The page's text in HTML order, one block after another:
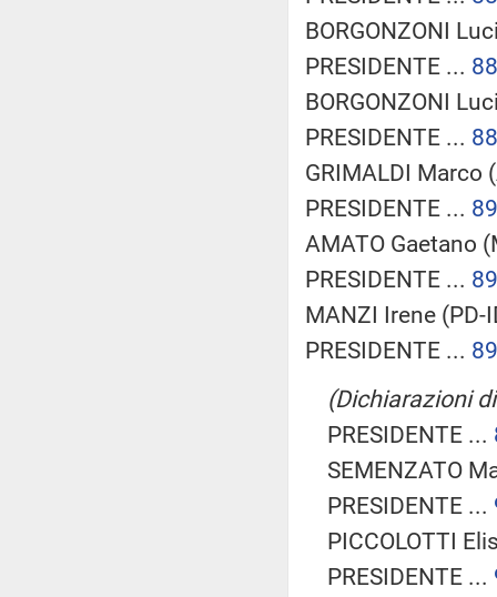
BORGONZONI
PRESIDENTE ... 88
BORGONZONI
PRESIDENTE ... 88
GRIMALDI Marco
PRESIDENTE ... 89
AMATO Gaetano
PRESIDENTE ... 89
MANZI Irene (PD-
PRESIDENTE ... 89
(Dichiarazioni
PRESIDENTE ...
SEMENZATO
PRESIDENTE ...
PICCOLOTTI
PRESIDENTE ...